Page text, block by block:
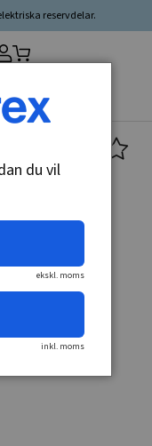
reservdelar.
du vil
ekskl. moms
inkl. moms